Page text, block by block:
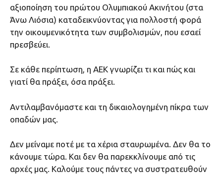
αξιοποίηση του πρώτου Ολυμπιακού Ακινήτου (στα
Άνω Λιόσια) καταδεικνύοντας για πολλοστή φορά
την οικουμενικότητα των συμβολισμών, που εσαεί
πρεσβεύει.
Σε κάθε περίπτωση, η ΑΕΚ γνωρίζει τι και πώς και
γιατί θα πράξει, όσα πράξει.
Αντιλαμβανόμαστε και τη δικαιολογημένη πίκρα των
οπαδών μας.
Δεν μείναμε ποτέ με τα χέρια σταυρωμένα. Δεν θα το
κάνουμε τώρα. Και δεν θα παρεκκλίνουμε από τις
αρχές μας. Καλούμε τους πάντες να συστρατευθούν